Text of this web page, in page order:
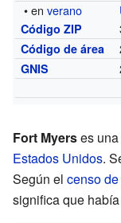
• enverano
Código ZIP
Código de área
GNIS
Fort Myerses
Estados Unidos.
Según el censo
significa que